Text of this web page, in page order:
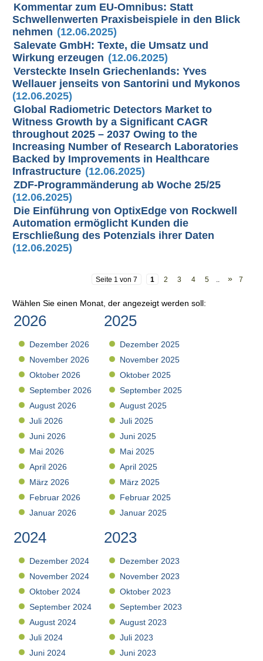
Kommentar zum EU-Omnibus: Statt
Schwellenwerten Praxisbeispiele in den Blick
nehmen (12.06.2025)
Salevate GmbH: Texte, die Umsatz und
Wirkung erzeugen (12.06.2025)
Versteckte Inseln Griechenlands: Yves
Wellauer jenseits von Santorini und Mykonos
(12.06.2025)
Global Radiometric Detectors Market to
Witness Growth by a Significant CAGR
throughout 2025 – 2037 Owing to the
Increasing Number of Research Laboratories
Backed by Improvements in Healthcare
Infrastructure (12.06.2025)
ZDF-Programmänderung ab Woche 25/25
(12.06.2025)
Die Einführung von OptixEdge von Rockwell
Automation ermöglicht Kunden die
Erschließung des Potenzials ihrer Daten
(12.06.2025)
Seite 1 von 7 1 2 3 4 5 » 7
Wählen Sie einen Monat, der angezeigt werden soll:
2026
Dezember 2026
November 2026
Oktober 2026
September 2026
August 2026
Juli 2026
Juni 2026
Mai 2026
April 2026
März 2026
Februar 2026
Januar 2026
2025
Dezember 2025
November 2025
Oktober 2025
September 2025
August 2025
Juli 2025
Juni 2025
Mai 2025
April 2025
März 2025
Februar 2025
Januar 2025
2024
Dezember 2024
November 2024
Oktober 2024
September 2024
August 2024
Juli 2024
Juni 2024
2023
Dezember 2023
November 2023
Oktober 2023
September 2023
August 2023
Juli 2023
Juni 2023